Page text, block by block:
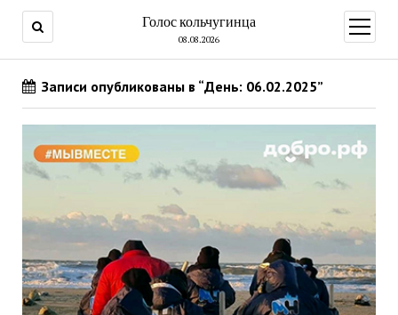
Голос кольчугинца
08.08.2026
меню
Записи опубликованы в “День: 06.02.2025”